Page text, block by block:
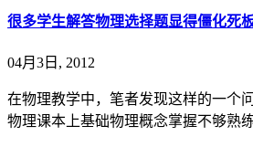
很多学生解答物理选择题显得僵化死
04月3日, 2012
在物理教学中，笔者发现这样的一个
物理课本上基础物理概念掌握不够熟